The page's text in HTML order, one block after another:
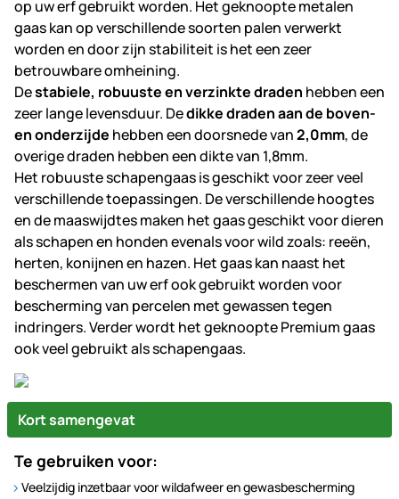
op uw erf gebruikt worden. Het geknoopte metalen
gaas kan op verschillende soorten palen verwerkt
worden en door zijn stabiliteit is het een zeer
betrouwbare omheining.
Destabiele, robuuste en verzinkte draden hebben een
zeer lange levensduur. Dedikke draden aan de boven-
en onderzijde hebben een doorsnede van2,0mm, de
overige draden hebben een dikte van 1,8mm.
Het robuuste schapengaas is geschikt voor zeer veel
verschillende toepassingen. De verschillende hoogtes
en de maaswijdtes maken het gaas geschikt voor dieren
als schapen en honden evenals voor wild zoals: reeën,
herten, konijnen en hazen. Het gaas kan naast het
beschermen van uw erf ook gebruikt worden voor
bescherming van percelen met gewassen tegen
indringers. Verder wordt het geknoopte Premium gaas
ook veel gebruikt als schapengaas.
Kort samengevat
Te gebruiken voor:
Veelzijdig inzetbaar voor wildafweer en gewasbescherming